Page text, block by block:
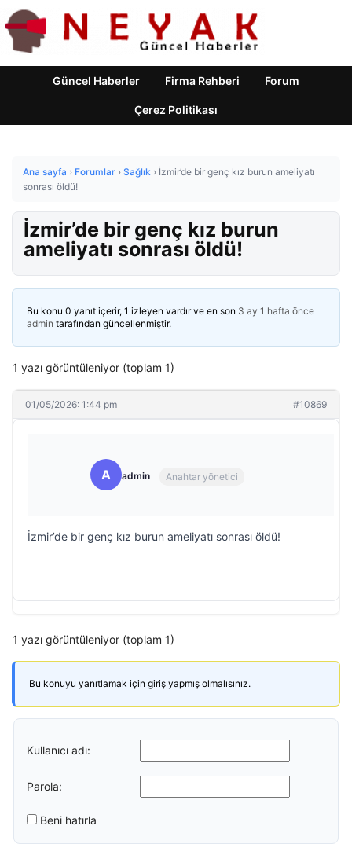
Güncel Haberler Firma Rehberi Forum
Çerez Politikası
Ana sayfa › Forumlar › Sağlık › İzmir’de bir genç kız burun ameliyatı
sonrası öldü!
İzmir’de bir genç kız burun
ameliyatı sonrası öldü!
Bu konu 0 yanıt içerir, 1 izleyen vardır ve en son 3 ay 1 hafta önce
admin tarafından güncellenmiştir.
1 yazı görüntüleniyor (toplam 1)
01/05/2026: 1:44 pm #10869
A admin Anahtar yönetici
İzmir’de bir genç kız burun ameliyatı sonrası öldü!
1 yazı görüntüleniyor (toplam 1)
Bu konuyu yanıtlamak için giriş yapmış olmalısınız.
Kullanıcı adı:
Parola:
Beni hatırla